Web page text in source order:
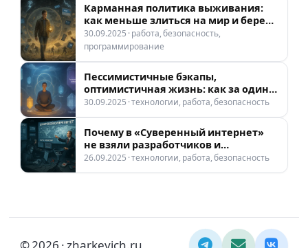
Карманная политика выживания:
как меньше злиться на мир и беречь
нервы
30.09.2025 · работа, безопасность,
программирование
Пессимистичные бэкапы,
оптимистичная жизнь: как за один
вечер обезопасить свои данные
30.09.2025 · технологии, работа, безопасность
Почему в «Суверенный интернет»
не взяли разработчиков и
безопасников
26.09.2025 · технологии, работа, безопасность
© 2026 · zharkevich.ru